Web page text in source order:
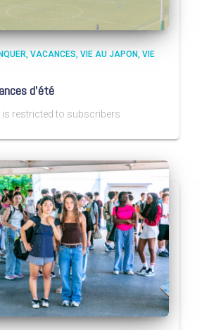
VACANCES VIE AU JAPON VIE
d’été
restricted to subscribers